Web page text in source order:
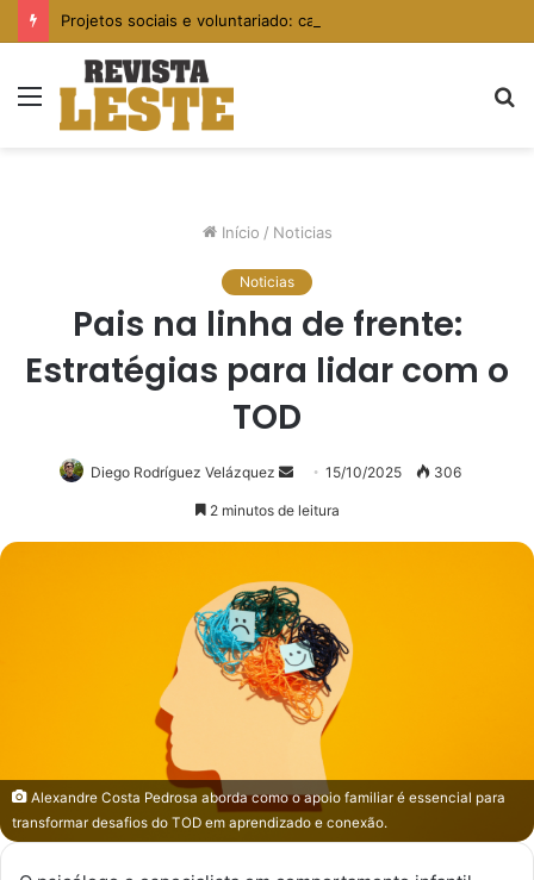
Menu
Início / Noticias
Noticias
Pais na linha de frente:
Estratégias para lidar com o
TOD
Diego Rodríguez Velázquez
Mande
um
15/10/2025 306
2 minutos de leitura
Alexandre Costa Pedrosa aborda como o apoio familiar é essencial para
transformar desafios do TOD em aprendizado e conexão.